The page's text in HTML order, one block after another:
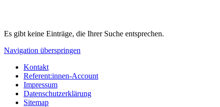
Es gibt keine Einträge, die Ihrer Suche entsprechen.
Navigation überspringen
Kontakt
Referent:innen-Account
Impressum
Datenschutzerklärung
Sitemap